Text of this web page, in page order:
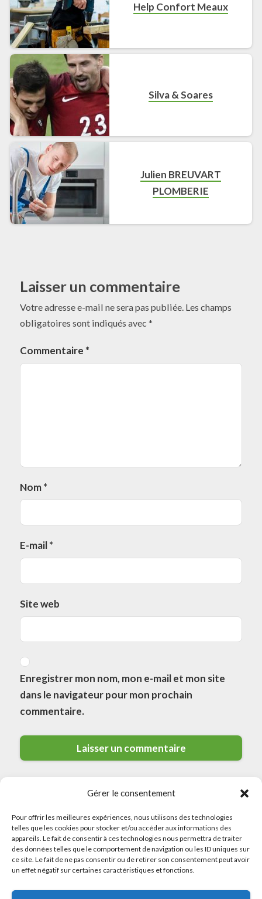
Gérer le consentement
Pour offrir les meilleures expériences, nous utilisons des technologies
telles que les cookies pour stocker et/ou accéder aux informations des
appareils. Le fait de consentir à ces technologies nous permettra de traiter
des données telles que le comportement de navigation ou les ID uniques sur
ce site. Le fait de ne pas consentir ou de retirer son consentement peut avoir
un effet négatif sur certaines caractéristiques et fonctions.
Help Confort Meaux
Silva & Soares
Julien BREUVART
PLOMBERIE
Laisser un commentaire
Votre adresse e-mail ne sera pas publiée. Les champs
obligatoires sont indiqués avec *
Commentaire *
Nom*
E-mail*
Site web
Enregistrer mon nom, mon e-mail et mon site
dans le navigateur pour mon prochain
commentaire.
© 2026 Meilleurs Plombiers · All rights reserved